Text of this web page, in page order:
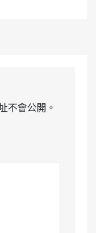
不會公開。